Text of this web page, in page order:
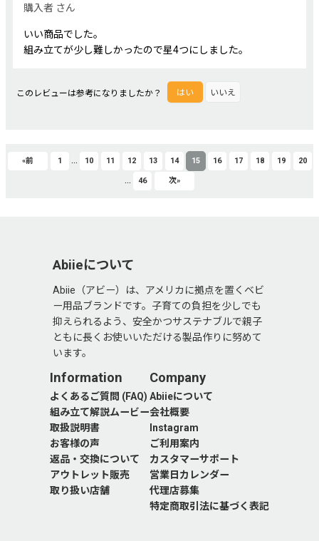
購入者 さん
いい商品でした。
組み立てが少し難しかったので星4つにしました。
このレビューは参考になりましたか？ はい いいえ
«前 1 10 11 12 13 14 15 16 17 18 19 20
46 次»
Abiieについて
Abiie（アビー）は、アメリカに拠点を置くベビ
ー用品ブランドです。子育ての負担を少しでも
抑えられるよう、安全かつサステナブルで親子
ともに長くお使いいただける製品作りに努めて
います。
Information
よくあるご質問 (FAQ)
組み立て解説ムービー
取扱説明書
お客様の声
返品・交換について
アウトレット販売
取り扱い店舗
Company
Abiieについて
会社概要
Instagram
ご利用案内
カスタマーサポート
営業日カレンダー
代理店募集
特定商取引法に基づく表記